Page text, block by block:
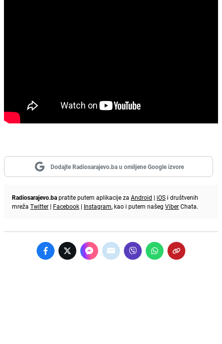
Dodajte Radiosarajevo.ba u omiljene Google izvore
Radiosarajevo.bapratite putem aplikacije za Android | iOS i društvenih
mreža Twitter | Facebook | Instagram, kao i putem našeg ViberChata.